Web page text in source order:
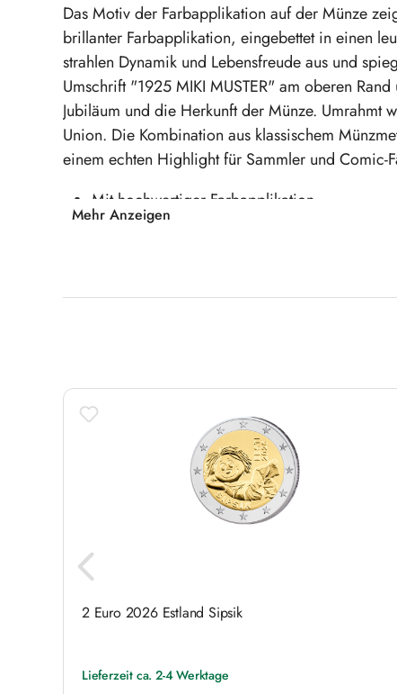
Das Motiv der Farbapplikation auf der Münze
brillanter Farbapplikation, eingebettet in einen
strahlen Dynamik und Lebensfreude aus und
Umschrift "1925 MIKI MUSTER" am oberen
Jubiläum und die Herkunft der Münze. Umrahmt
Union. Die Kombination aus klassischem
einem echten Highlight für Sammler und Comic-
Mit hochwertiger Farbapplikation
Motiv: Comicfiguren von Miki Muster vor
Sichern Sie sich jetzt dieses einzigartige
Mehr Anzeigen
2 Euro 2026 Estland Sipsik
Lieferzeit ca. 2-4 Werktage